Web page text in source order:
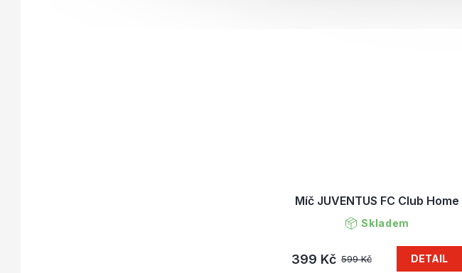
Míč JUVENTUS FC Club Home
Skladem
599 Kč
399 Kč DETAIL